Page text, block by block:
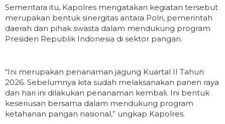
Sementara itu, Kapolres mengatakan kegiatan tersebut
merupakan bentuk sinergitas antara Polri, pemerintah
daerah dan pihak swasta dalam mendukung program
Presiden Republik Indonesia di sektor pangan.
“Ini merupakan penanaman jagung Kuartal II Tahun
2026. Sebelumnya kita sudah melaksanakan panen raya
dan hari ini dilakukan penanaman kembali. Ini bentuk
keseriusan bersama dalam mendukung program
ketahanan pangan nasional,” ungkap Kapolres.